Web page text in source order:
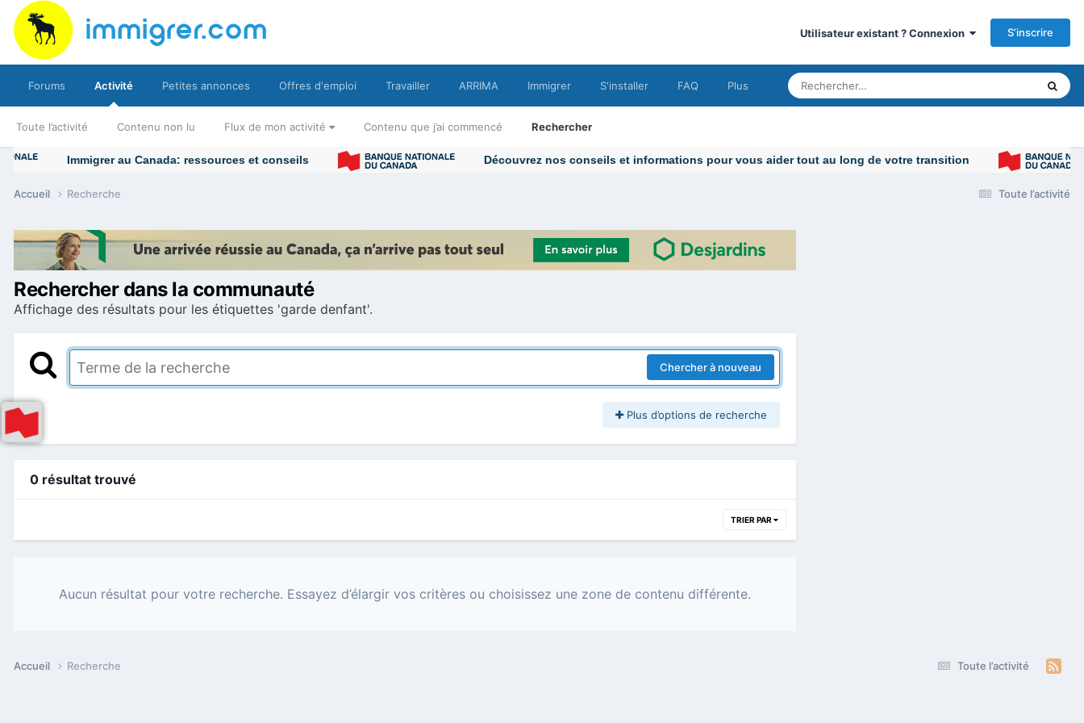
Utilisateur existant ? Connexion S’inscrire
Forums Activité
Toute l’activité Contenu non lu Flux de mon activité Contenu que j’ai commencé Rechercher
Petites annonces Offres d'emploi Travailler ARRIMA Immigrer S'installer FAQ Plus
Immigrer au Canada: ressources et conseils Découvrez nos conseils et informations pour vous aider tout au long de votre transition
Toute l’activité
Accueil Recherche
Rechercher dans la communauté
Affichage des résultats pour les étiquettes 'garde denfant'.
Chercher à nouveau
Plus d’options de recherche
0 résultat trouvé
TRIER PAR
Aucun résultat pour votre recherche. Essayez d’élargir vos critères ou choisissez une zone de contenu différente.
Toute l’activité
Accueil Recherche